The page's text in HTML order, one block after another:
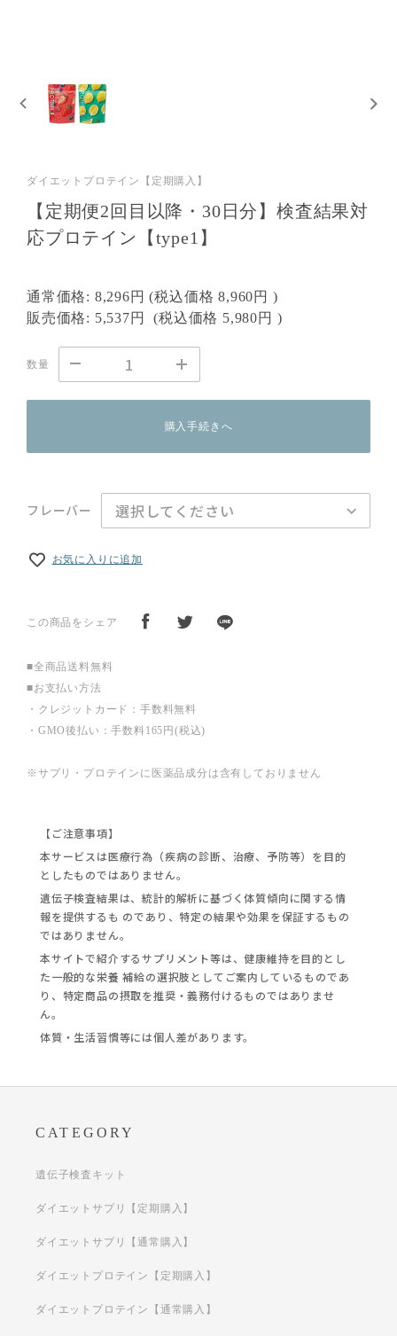
ダイエットプロテイン【定期購入】
【定期便2回目以降・30日分】検査結果対
応プロテイン【type1】
通常価格: 8,296円 (税込価格8,960円 )
販売価格: 5,537円 (税込価格 5,980円 )
数量
購入手続きへ
フレーバー
お気に入りに追加
この商品をシェア
■全商品送料無料
■お支払い方法
・クレジットカード：手数料無料
・GMO後払い：手数料165円(税込)
※サプリ・プロテインに医薬品成分は含有しておりません
【ご注意事項】
本サービスは医療行為（疾病の診断、治療、予防等）を目的
としたものではありません。
遺伝子検査結果は、統計的解析に基づく体質傾向に関する情
報を提供するも のであり、特定の結果や効果を保証するもの
ではありません。
本サイトで紹介するサプリメント等は、健康維持を目的とし
た一般的な栄養 補給の選択肢としてご案内しているものであ
り、特定商品の摂取を推奨・義務付けるものではありませ
ん。
体質・生活習慣等には個人差があります。
CATEGORY
遺伝子検査キット
ダイエットサプリ【定期購入】
ダイエットサプリ【通常購入】
ダイエットプロテイン【定期購入】
ダイエットプロテイン【通常購入】